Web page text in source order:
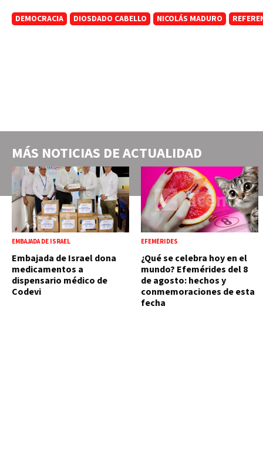
DEMOCRACIA DIOSDADO CABELLO NICOLÁS MADURO
MÁS NOTICIAS DEACTUALIDAD
EMBAJADA DE ISRAEL
Embajada de Israel dona
medicamentos a
dispensario médico de
Codevi
EFEMÉRIDES
¿Qué se celebra hoy en el
mundo? Efemérides del 8
de agosto: hechos y
conmemoraciones de esta
fecha